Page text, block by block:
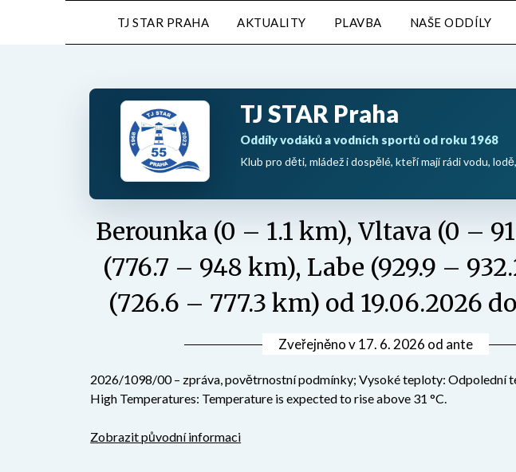
TJ STAR PRAHA AKTUALITY PLAVBA NAŠE ODDÍLY
TJ STAR Praha
Oddíly vodáků a vodních sportů od roku 1968
Klub pro děti, mládež i dospělé, kteří mají rádi vodu,
Berounka (0 – 1.1 km), Vltava (0 –
(776.7 – 948 km), Labe (929.9 –
(726.6 – 777.3 km) od 19.06.2026
Zveřejněno v17. 6. 2026 od ante
2026/1098/00 – zpráva, povětrnostní podmínky; Vysoké teploty: Odpolední
High Temperatures: Temperature is expected to rise above 31 °C.
Zobrazit původní informaci